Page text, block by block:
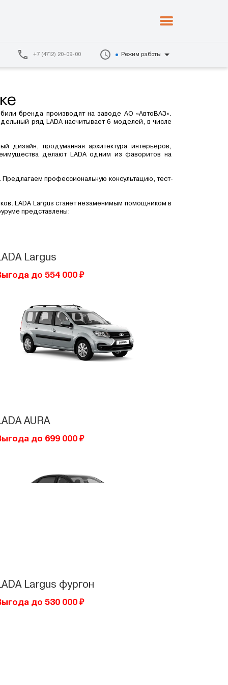
+7 (4712) 20-09-00 Режим работы
бренда производят на заводе АО «АвтоВАЗ».
ряд LADA насчитывает 6 моделей, в числе
дизайн, продуманная архитектура интерьеров,
делают LADA одним из фаворитов на
профессиональную консультацию, тест-
LADA Largus станет незаменимым помощником в
представлены:
Largus
до 554 000 ₽
AURA
до 699 000 ₽
Largus фургон
до 530 000 ₽